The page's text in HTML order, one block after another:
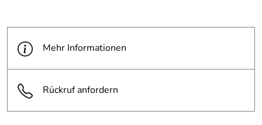
Mehr Informationen
Rückruf anfordern